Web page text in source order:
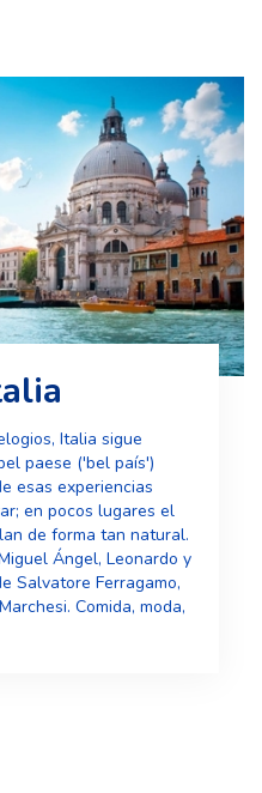
Italia sigue
paese ('bel país')
esas experiencias
en pocos lugares el
de forma tan natural.
Ángel, Leonardo y
Salvatore Ferragamo,
Comida, moda,